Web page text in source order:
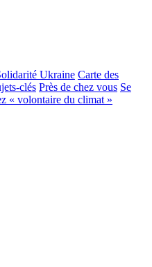
Ukraine Carte des
clés Près de chez vous Se
« volontaire du climat »